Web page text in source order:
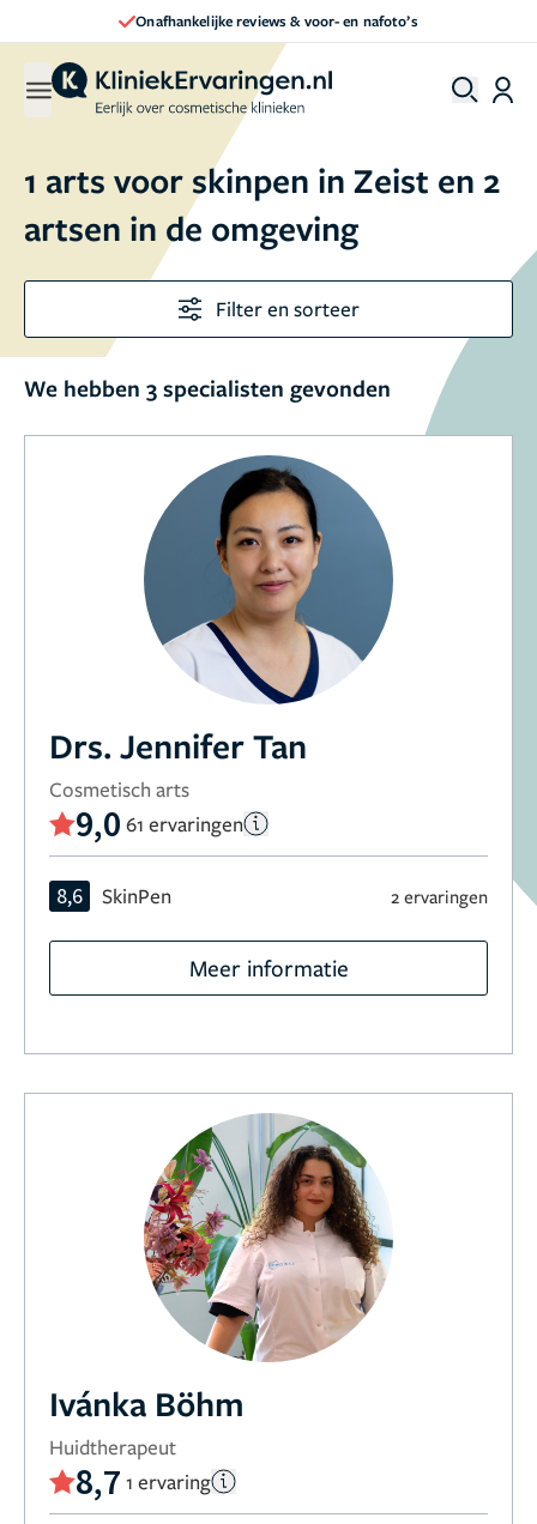
Onafhankelijke reviews & voor- en nafoto’s
1 arts voor skinpen in Zeist en 2
artsen in de omgeving
Filter en sorteer
We hebben 3 specialisten gevonden
Drs. Jennifer Tan
Cosmetisch arts
9,0 61 ervaringen
8,6 SkinPen 2 ervaringen
Meer informatie
Ivánka Böhm
Huidtherapeut
8,7 1 ervaring